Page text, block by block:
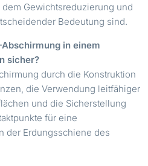
dem Gewichtsreduzierung und
Bedeutung sind.
in einem
sicher?
durch die Konstruktion
die Verwendung leitfähiger
und die Sicherstellung
für eine
der Erdungsschiene des